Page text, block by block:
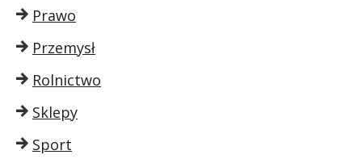
Prawo
Przemysł
Rolnictwo
Sklepy
Sport